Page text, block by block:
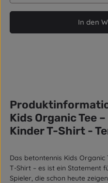
In den
Kids Organic Tee
Kinder T-Shirt -
Das betontennis Kids Organic
T-Shirt – es ist ein Statement
Spieler, die schon heute